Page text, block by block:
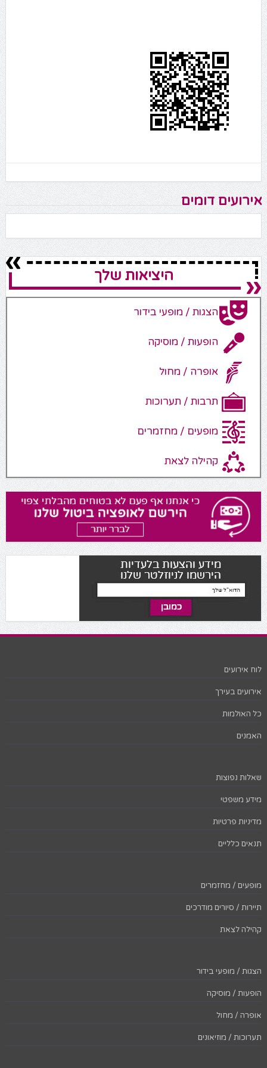
אירועים דומים
היציאות שלך
הצגות / מופעי בידור
הופעות / מוסיקה
אופרה / מחול
תרבות / תערוכות
מופעים / מחזמרים
קהילה לצאת
לוח אירועים
אירועים בעירך
כל האולמות
האמנים
שאלות נפוצות
מידע משפטי
מדיניות פרטיות
תנאים כלליים
מופעים / מחזמרים
תיירות / סיורים מודרכים
קהילה לצאת
הצגות / מופעי בידור
הופעות / מוסיקה
אופרה / מחול
תערוכות / מוזיאונים